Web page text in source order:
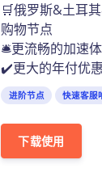
🛒俄罗斯&土耳
购物节点
🛎️更流畅的加速
✔️更大的年付优惠
进阶节点 快速客服
下载使用